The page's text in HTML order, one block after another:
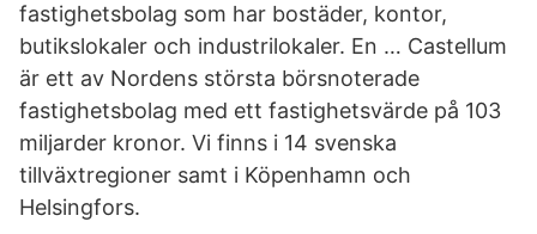
fastighetsbolag som har bostäder, kontor,
butikslokaler och industrilokaler. En … Castellum
är ett av Nordens största börsnoterade
fastighetsbolag med ett fastighetsvärde på 103
miljarder kronor. Vi finns i 14 svenska
tillväxtregioner samt i Köpenhamn och
Helsingfors.